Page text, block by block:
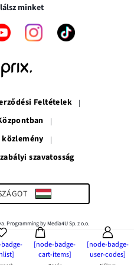
[node-badge-
cart-items]
[node-badge-
user-codes]
minket
A
ablakban
nyílik
A
A
Feltételek
szavatosság
A
ablakban
nyílik
meg
Programming by Media4U Sp. z o.o.